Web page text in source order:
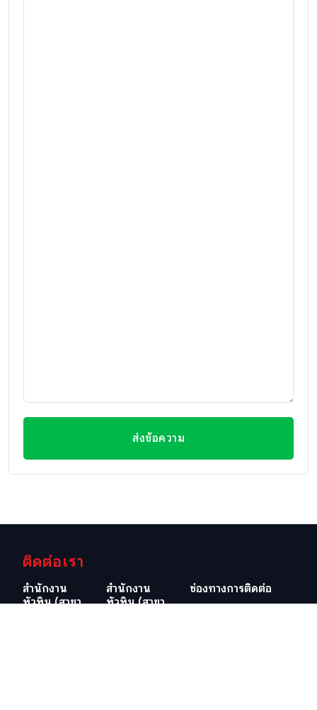
ส่งข้อความ
ติดต่อเรา
สำนักงาน
หัวหิน (สาขา
สำนักงาน
หัวหิน (สาขา
ช่องทางการติดต่อ